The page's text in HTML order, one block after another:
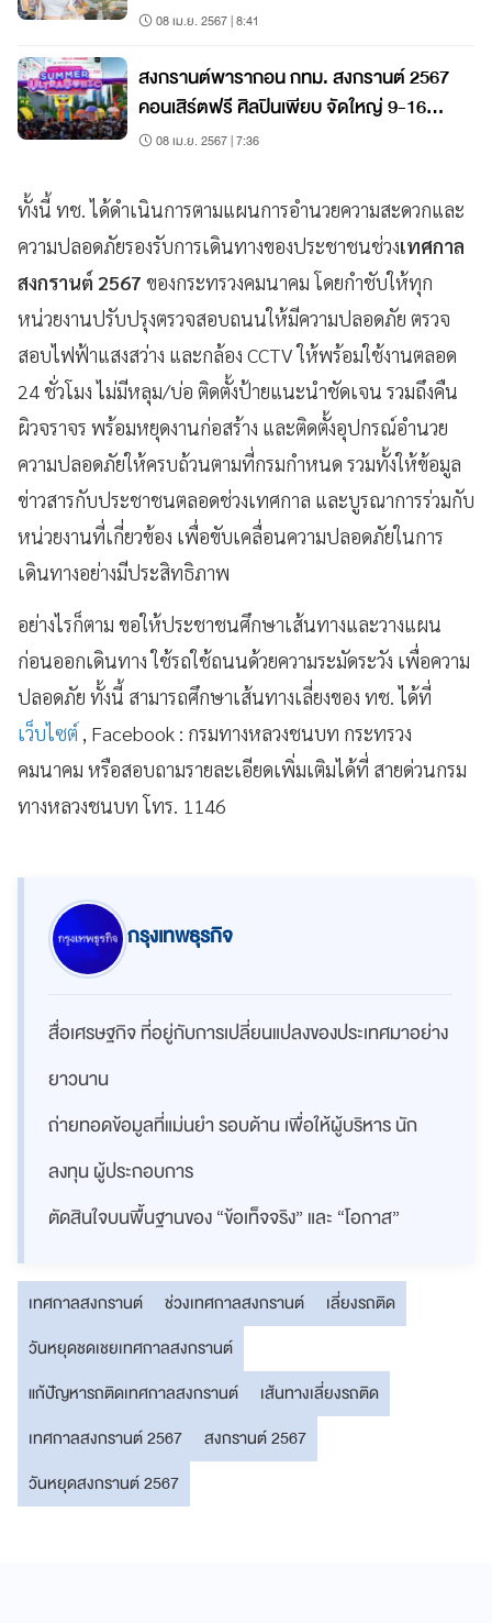
08 เม.ย. 2567 | 8:41
สงกรานต์พารากอน กทม. สงกรานต์ 2567
คอนเสิร์ตฟรี ศิลปินเพียบ จัดใหญ่ 9-16
เม.ย.08 เม.ย. 2567 | 7:36
ทั้งนี้ ทช. ได้ดำเนินการตามแผนการอำนวยความสะดวกและ
ความปลอดภัยรองรับการเดินทางของประชาชนช่วงเทศกาล
สงกรานต์ 2567 ของกระทรวงคมนาคม โดยกำชับให้ทุก
หน่วยงานปรับปรุงตรวจสอบถนนให้มีความปลอดภัย ตรวจ
สอบไฟฟ้าแสงสว่าง และกล้อง CCTV ให้พร้อมใช้งานตลอด
24 ชั่วโมง ไม่มีหลุม/บ่อ ติดตั้งป้ายแนะนำชัดเจน รวมถึงคืน
ผิวจราจร พร้อมหยุดงานก่อสร้าง และติดตั้งอุปกรณ์อำนวย
ความปลอดภัยให้ครบถ้วนตามที่กรมกำหนด รวมทั้งให้ข้อมูล
ข่าวสารกับประชาชนตลอดช่วงเทศกาล และบูรณาการร่วมกับ
หน่วยงานที่เกี่ยวข้อง เพื่อขับเคลื่อนความปลอดภัยในการ
เดินทางอย่างมีประสิทธิภาพ
อย่างไรก็ตาม ขอให้ประชาชนศึกษาเส้นทางและวางแผน
ก่อนออกเดินทาง ใช้รถใช้ถนนด้วยความระมัดระวัง เพื่อความ
ปลอดภัย ทั้งนี้ สามารถศึกษาเส้นทางเลี่ยงของ ทช. ได้ที่
เว็บไซต์ , Facebook : กรมทางหลวงชนบท กระทรวง
คมนาคม หรือสอบถามรายละเอียดเพิ่มเติมได้ที่ สายด่วนกรม
ทางหลวงชนบท โทร. 1146
กรุงเทพธุรกิจ
สื่อเศรษฐกิจ ที่อยู่กับการเปลี่ยนแปลงของประเทศมาอย่าง
ยาวนาน
ถ่ายทอดข้อมูลที่แม่นยำ รอบด้าน เพื่อให้ผู้บริหาร นัก
ลงทุน ผู้ประกอบการ
ตัดสินใจบนพื้นฐานของ “ข้อเท็จจริง” และ “โอกาส”
เทศกาลสงกรานต์ ช่วงเทศกาลสงกรานต์
เลี่ยงรถติด
วันหยุดชดเชยเทศกาลสงกรานต์
แก้ปัญหารถติดเทศกาลสงกรานต์
เส้นทางเลี่ยงรถติด
เทศกาลสงกรานต์ 2567
สงกรานต์ 2567
วันหยุดสงกรานต์ 2567